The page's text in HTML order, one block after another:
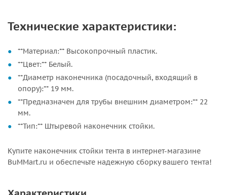
Технические характеристики:
**Материал:** Высокопрочный пластик.
**Цвет:** Белый.
**Диаметр наконечника (посадочный, входящий в
опору):** 19 мм.
**Предназначен для трубы внешним диаметром:** 22
мм.
**Тип:** Штыревой наконечник стойки.
Купите наконечник стойки тента в интернет-магазине
BuMMart.ru и обеспечьте надежную сборку вашего тента!